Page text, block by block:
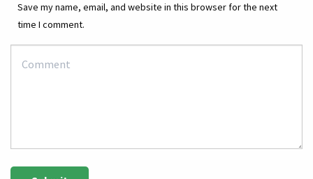
Save my name, email, and website in this browser for the next
time I comment.